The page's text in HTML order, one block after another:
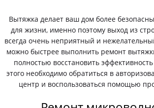
Вытяжка делает ваш дом более
для жизни, именно поэтому выход из
всегда очень неприятный и
можно быстрее выполнить ремонт
полностью восстановить
этого необходимо обратиться в
центр и воспользоваться помощью